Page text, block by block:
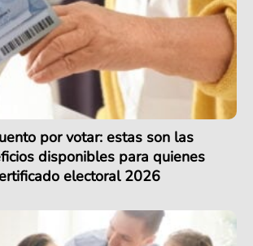
por votar: estas son las
disponibles para quienes
electoral 2026